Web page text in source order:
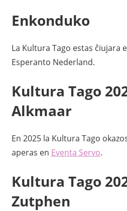
Enkonduko
La Kultura Tago estas ĉiujara
Esperanto Nederland.
Kultura Tago
Alkmaar
En 2025 la Kultura Tago
aperas en Eventa Servo.
Kultura Tago
Zutphen